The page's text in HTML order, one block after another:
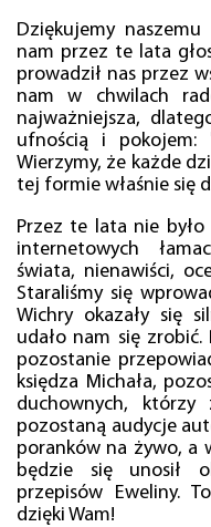
Dziękujemy
nam przez te lata
prowadził nas przez
nam w chwilach
najważniejsza,
ufnością i pokojem:
Wierzymy, że każde
tej formie właśnie się
Przez te lata nie
internetowych
świata, nienawiści,
Staraliśmy się
Wichry okazały się
udało nam się zrobić.
pozostanie
księdza Michała,
duchownych, którzy
pozostaną audycje
poranków na żywo, a
będzie się unosił
przepisów Eweliny.
dzięki Wam!